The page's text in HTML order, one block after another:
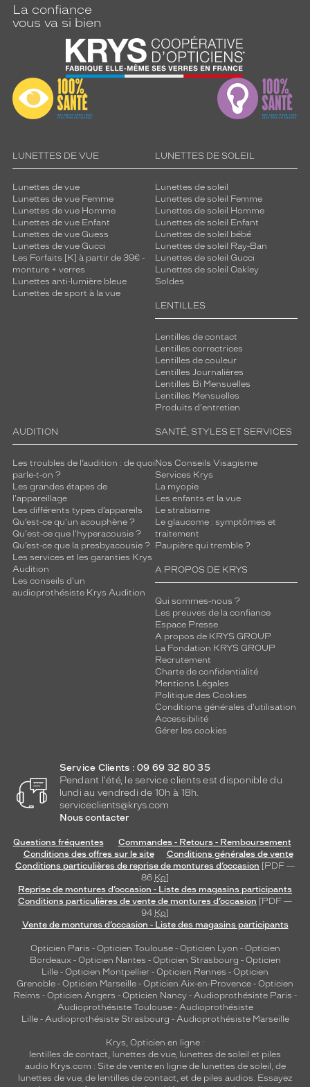
montage
monture
discountDetail
Matière
Métal
Fournisseur
Codir
Marque
Coq
Sportif
La confiance
vous va si bien
LUNETTES DE VUE
Lunettes de vue
Lunettes de vue Femme
Lunettes de vue Homme
Lunettes de vue Enfant
Lunettes de vue Guess
Lunettes de vue Gucci
Les Forfaits [K] à partir de 39€ -
monture + verres
Lunettes anti-lumière bleue
Lunettes de sport à la vue
LUNETTES DE SOLEIL
Lunettes de soleil
Lunettes de soleil Femme
Lunettes de soleil Homme
Lunettes de soleil Enfant
Lunettes de soleil bébé
Lunettes de soleil Ray-Ban
Lunettes de soleil Gucci
Lunettes de soleil Oakley
Soldes
LENTILLES
Lentilles de contact
Lentilles correctrices
Lentilles de couleur
Lentilles Journalières
Lentilles Bi Mensuelles
Lentilles Mensuelles
Produits d'entretien
AUDITION
Les troubles de l’audition : de quoi
parle-t-on ?
Les grandes étapes de
l'appareillage
Les différents types d’appareils
Qu’est-ce qu'un acouphène ?
Qu'est-ce que l'hyperacousie ?
Qu’est-ce que la presbyacousie ?
Les services et les garanties Krys
Audition
Les conseils d'un
audioprothésiste Krys Audition
SANTÉ, STYLES ET SERVICES
Nos Conseils Visagisme
Services Krys
La myopie
Les enfants et la vue
Le strabisme
Le glaucome : symptômes et
traitement
Paupière qui tremble ?
A PROPOS DE KRYS
Qui sommes-nous ?
Les preuves de la confiance
Espace Presse
A propos de KRYS GROUP
La Fondation KRYS GROUP
Recrutement
Charte de confidentialité
Mentions Légales
Politique des Cookies
Conditions générales d'utilisation
Accessibilité
Gérer les cookies
Service Clients : 09 69 32 80 35
Pendant l'été, le service clients est disponible du
lundi au vendredi de 10h à 18h.
serviceclients@krys.com
Nous contacter
Questions fréquentes
Commandes - Retours - Remboursement
Conditions des offres sur le site
Conditions générales de vente
Conditions particulières de reprise de montures d’occasion [PDF —
86 Ko]
Reprise de montures d’occasion - Liste des magasins participants
Conditions particulières de vente de montures d’occasion [PDF —
94 Ko]
Vente de montures d’occasion - Liste des magasins participants
Opticien Paris - Opticien Toulouse- Opticien Lyon - Opticien
Bordeaux- Opticien Nantes - Opticien Strasbourg - Opticien
Lille - Opticien Montpellier - Opticien Rennes - Opticien
Grenoble - Opticien Marseille - Opticien Aix-en-Provence - Opticien
Reims - Opticien Angers - Opticien Nancy - Audioprothésiste Paris -
Audioprothésiste Toulouse- Audioprothésiste
Lille- Audioprothésiste Strasbourg - Audioprothésiste Marseille
Krys, Opticien en ligne :
lentilles de contact, lunettes de vue, lunettes de soleil et piles
audio Krys.com : Site de vente en ligne de lunettes de soleil, de
lunettes de vue, de lentilles de contact, et de piles audios. Essayez